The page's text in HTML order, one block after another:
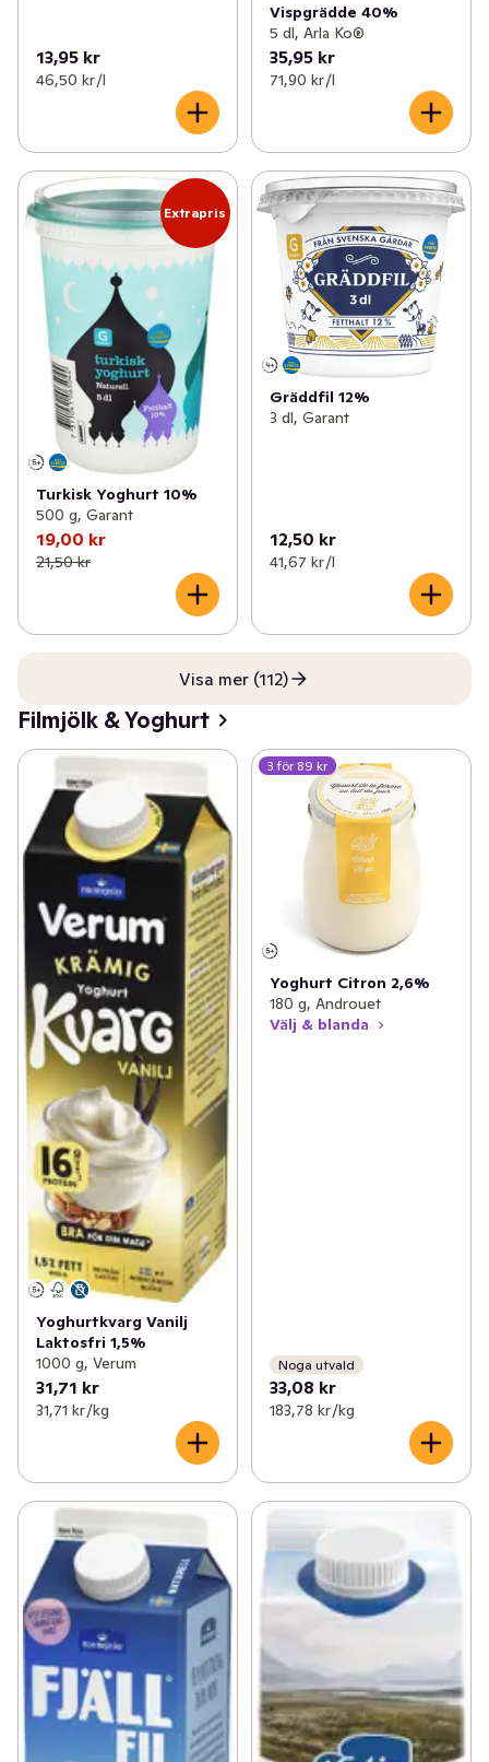
13,95 kr
46,50 kr /l
Vispgrädde 40%
5 dl, Arla Ko®
35,95 kr
71,90 kr /l
Extrapris
Turkisk Yoghurt 10%
500 g, Garant
19,00 kr
21,50 kr
Gräddfil 12%
3 dl, Garant
12,50 kr
41,67 kr /l
Visa mer (112)
Filmjölk & Yoghurt
Yoghurtkvarg Vanilj
Laktosfri 1,5%
1000 g, Verum
31,71 kr
31,71 kr /kg
3 för 89 kr
Yoghurt Citron 2,6%
180 g, Androuet
Välj & blanda
Noga utvald
33,08 kr
183,78 kr /kg